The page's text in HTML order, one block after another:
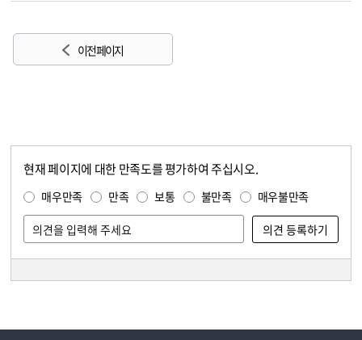
이전 페이지
현재 페이지에 대한 만족도를 평가하여 주십시오.
매우만족 만족 보통 불만족 매우불만족